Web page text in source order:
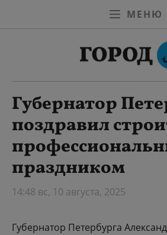
МЕНЮ
Губернатор
поздравил
праздником
14:48 вс, 10 августа, 2025
Губернатор Петербурга